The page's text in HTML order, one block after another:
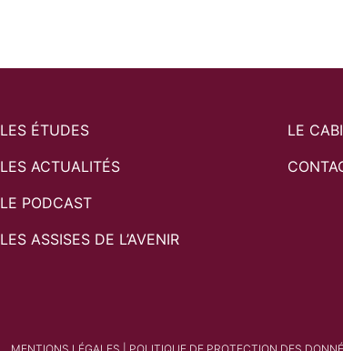
LES ÉTUDES
LES ACTUALITÉS
LE PODCAST
LES ASSISES DE L’AVENIR
LE